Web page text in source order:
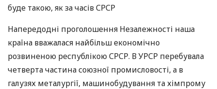
буде такою, як за часівСРСР
Напередодні проголошення Незалежності наша
країна вважалася найбільш економічно
розвиненою республікоюСРСР. ВУРСР перебувала
четверта частина союзної промисловості, а в
галузях металургії, машинобудування та хімпрому